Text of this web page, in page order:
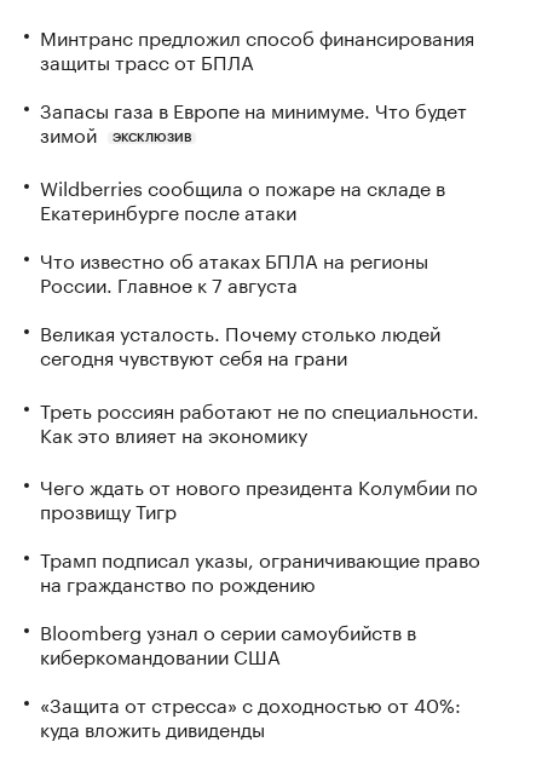
Минтранс предложил способ финансирования
защиты трасс от БПЛА
Запасы газа в Европе на минимуме. Что будет
зимой
ЭКСКЛЮЗИВ
Wildberries сообщила о пожаре на складе в
Екатеринбурге после атаки
Что известно об атаках БПЛА на регионы
России. Главное к 7 августа
Великая усталость. Почему столько людей
сегодня чувствуют себя на грани
Треть россиян работают не по специальности.
Как это влияет на экономику
Чего ждать от нового президента Колумбии по
прозвищу Тигр
Трамп подписал указы, ограничивающие право
на гражданство по рождению
Bloomberg узнал о серии самоубийств в
киберкомандовании США
«Защита от стресса» с доходностью от 40%:
куда вложить дивиденды